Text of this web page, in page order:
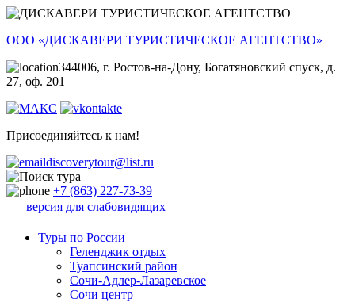
ООО «ДИСКАВЕРИ ТУРИСТИЧЕСКОЕ АГЕНТСТВО»
344006, г. Ростов-на-Дону, Богатяновский спуск, д.
27, оф. 201
Присоединяйтесь к нам!
discoverytour@list.ru
+7 (863) 227-73-39
версия для слабовидящих
Туры по России
Геленджик отдых
Туапсинский район
Сочи-Адлер-Лазаревское
Сочи центр